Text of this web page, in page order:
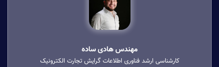
مهندس هادی ساده
کارشناسی ارشد فناوری اطلاعات گرایش تجارت الکترونیک